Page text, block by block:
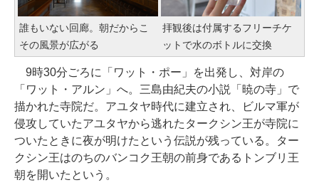
誰もいない回廊。朝だからこ
その風景が広がる
拝観後は付属するフリーチケ
ットで水のボトルに交換
9時30分ごろに「ワット・ポー」を出発し、対岸の
「ワット・アルン」へ。三島由紀夫の小説「暁の寺」で
描かれた寺院だ。アユタヤ時代に建立され、ビルマ軍が
侵攻していたアユタヤから逃れたタークシン王が寺院に
ついたときに夜が明けたという伝説が残っている。ター
クシン王はのちのバンコク王朝の前身であるトンブリ王
朝を開いたという。